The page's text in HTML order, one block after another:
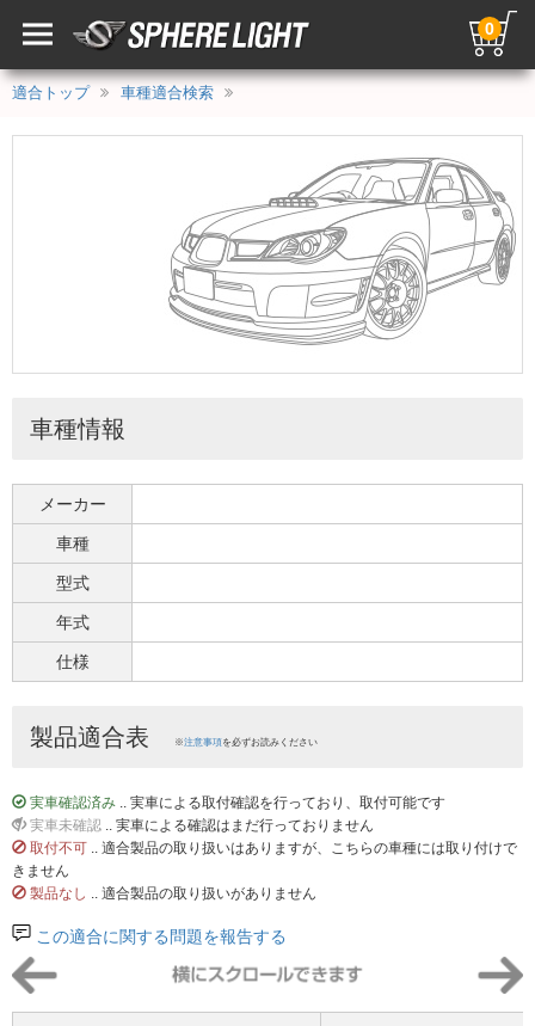
0
適合トップ 車種適合検索
車種情報
メーカー
車種
型式
年式
仕様
製品適合表 ※注意事項を必ずお読みください
実車確認済み .. 実車による取付確認を行っており、取付可能です
実車未確認 .. 実車による確認はまだ行っておりません
取付不可 .. 適合製品の取り扱いはありますが、こちらの車種には取り付けで
きません
製品なし .. 適合製品の取り扱いがありません
この適合に関する問題を報告する